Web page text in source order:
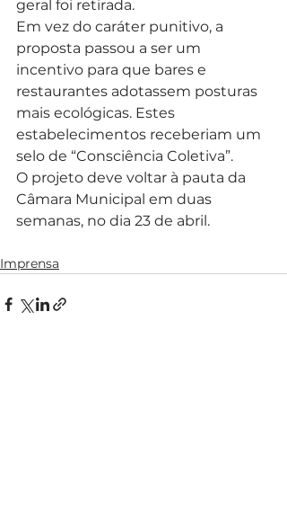
geral foi retirada.
Em vez do caráter punitivo, a
proposta passou a ser um
incentivo para que bares e
restaurantes adotassem posturas
mais ecológicas. Estes
estabelecimentos receberiam um
selo de “Consciência Coletiva”.
O projeto deve voltar à pauta da
Câmara Municipal em duas
semanas, no dia 23 de abril.
Imprensa